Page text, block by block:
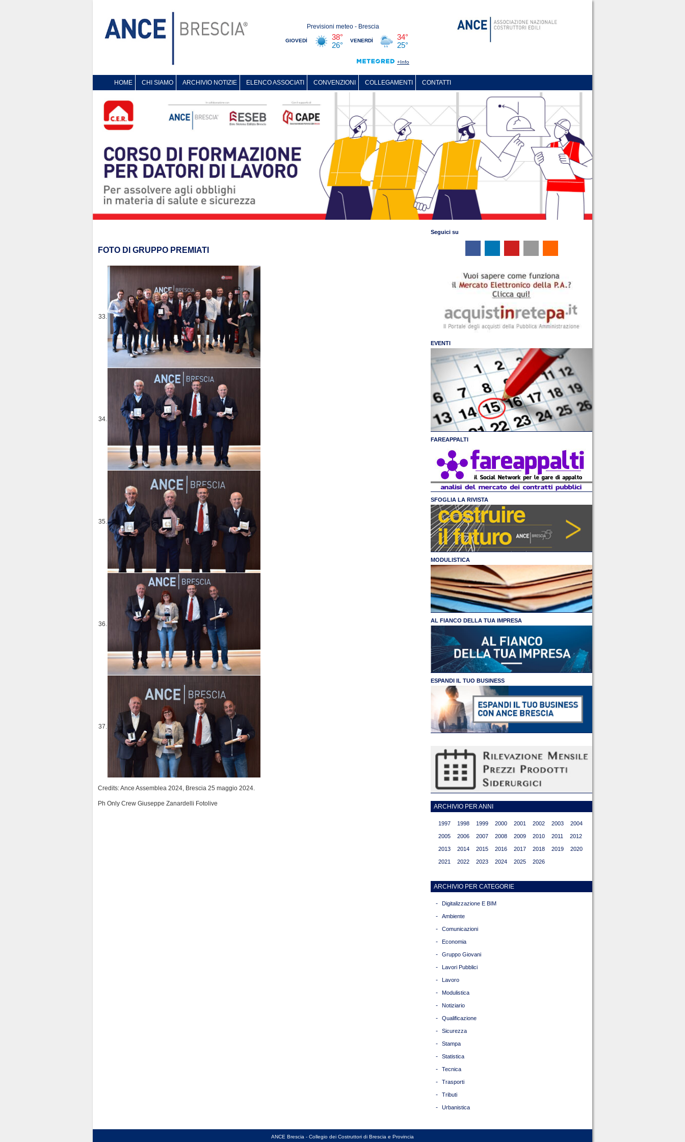
HOME CHI SIAMO ARCHIVIO NOTIZIE ELENCO ASSOCIATI CONVENZIONI COLLEGAMENTI CONTATTI
FOTO DI GRUPPO PREMIATI
33.
34.
35.
36.
37.
Credits: Ance Assemblea 2024, Brescia 25 maggio 2024.
Ph Only Crew Giuseppe Zanardelli Fotolive
Seguici su
EVENTI
FAREAPPALTI
SFOGLIA LA RIVISTA
MODULISTICA
AL FIANCO DELLA TUA IMPRESA
ESPANDI IL TUO BUSINESS
ARCHIVIO PER ANNI
1997 1998 1999 2000 2001 2002 2003 2004
2005 2006 2007 2008 2009 2010 2011 2012
2013 2014 2015 2016 2017 2018 2019 2020
2021 2022 2023 2024 2025 2026
ARCHIVIO PER CATEGORIE
- Digitalizzazione E BIM
- Ambiente
- Comunicazioni
- Economia
- Gruppo Giovani
- Lavori Pubblici
- Lavoro
- Modulistica
- Notiziario
- Qualificazione
- Sicurezza
- Stampa
- Statistica
- Tecnica
- Trasporti
- Tributi
- Urbanistica
ANCE Brescia - Collegio dei Costruttori di Brescia e Provincia